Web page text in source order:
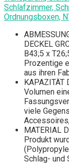
Schlafzimmer,
Ordnungsboxen,
DECKEL
B43;5 x
Prozentige
aus ihren
KAPAZITÄT
Volumen
viele
MATERIAL
Produkt
Schlag- und